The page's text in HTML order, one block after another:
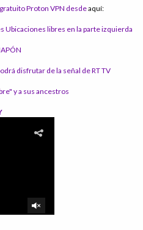
Proton VPN desdeaquí:
Ubicaciones libres en la parte izquierda
disfrutar de la señal de RT TV
y a sus ancestros